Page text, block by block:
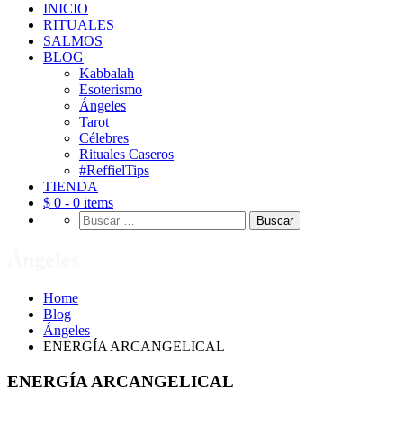
INICIO
RITUALES
SALMOS
BLOG
Kabbalah
Esoterismo
Ángeles
Tarot
Célebres
Rituales Caseros
#ReffielTips
TIENDA
$ 0 - 0 items
Buscar:
Home
Blog
Ángeles
ENERGÍA ARCANGELICAL
ENERGÍA ARCANGELICAL